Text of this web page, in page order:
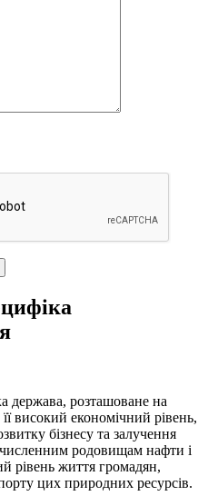
держава, розташоване на
високий економічний рівень,
бізнесу та залучення
численним родовищам нафти і
рівень життя громадян,
цих природних ресурсів.